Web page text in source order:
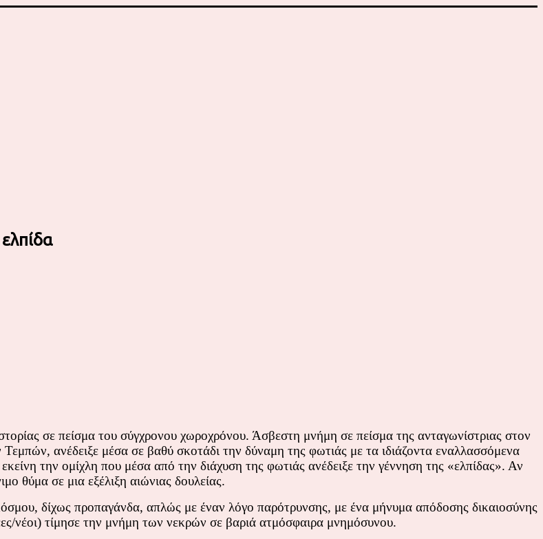
σε πείσμα του σύγχρονου χωροχρόνου. Άσβεστη μνήμη σε πείσμα της ανταγωνίστριας στον
ανέδειξε μέσα σε βαθύ σκοτάδι την δύναμη της φωτιάς με τα ιδιάζοντα εναλλασσόμενα
την ομίχλη που μέσα από την διάχυση της φωτιάς ανέδειξε την γέννηση της «ελπίδας». Αν
θύμα σε μια εξέλιξη αιώνιας δουλείας.
δίχως προπαγάνδα, απλώς με έναν λόγο παρότρυνσης, με ένα μήνυμα απόδοσης δικαιοσύνης
νέοι) τίμησε την μνήμη των νεκρών σε βαριά ατμόσφαιρα μνημόσυνου.